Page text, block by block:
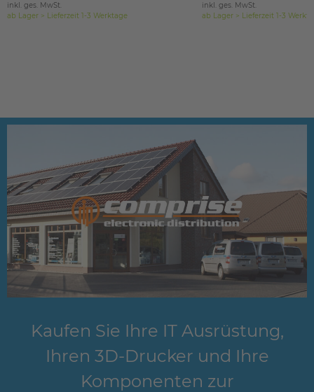
inkl. ges. MwSt.
ab Lager > Lieferzeit 1-3 Werktage
inkl. ges. MwSt.
ab Lager > Lieferzeit 1-3
Kaufen Sie Ihre IT Ausrüstung,
Ihren 3D-Drucker und Ihre
Komponenten zur